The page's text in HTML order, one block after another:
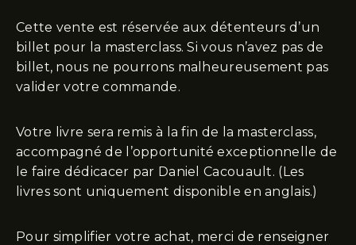
Cette vente est réservée aux détenteurs d’un
billet pour la masterclass. Si vous n’avez pas de
billet, nous ne pourrons malheureusement pas
valider votre commande.
Votre livre sera remis à la fin de la masterclass,
accompagné de l’opportunité exceptionnelle de
le faire dédicacer par Daniel Cacouault. (Les
livres sont uniquement disponible en anglais.)
Pour simplifier votre achat, merci de renseigner